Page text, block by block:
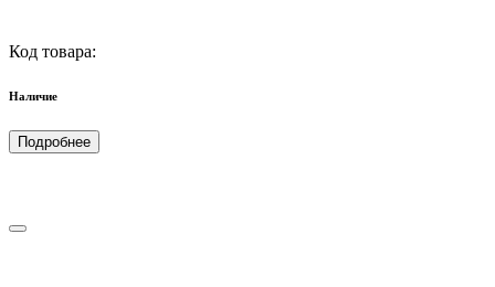
Код товара:
Наличие
Подробнее